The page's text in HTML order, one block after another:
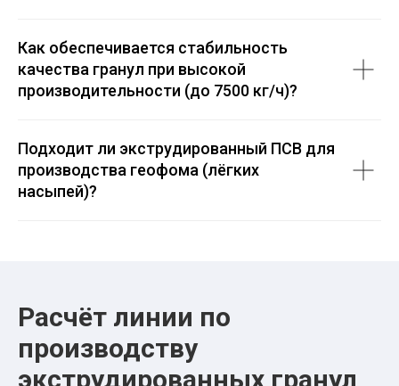
Как обеспечивается стабильность
качества гранул при высокой
производительности (до 7500 кг/ч)?
Подходит ли экструдированный ПСВ для
производства геофома (лёгких
насыпей)?
Расчёт линии по
производству
экструдированных гранул